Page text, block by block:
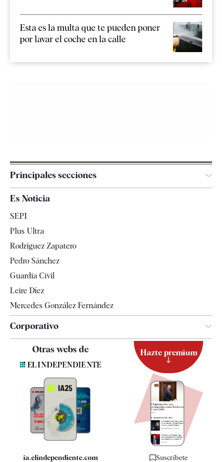
Esta es la multa que te pueden poner
por lavar el coche en la calle
Principales secciones
España
Televisión
Es Noticia
SEPI
Plus Ultra
Rodríguez Zapatero
Pedro Sánchez
Guardia Civil
Leire Díez
Mercedes González Fernández
Corporativo
Contacto
Quiénes somos
Especificaciones
Otras webs de
ia.elindependiente.com
Hazte premium
Suscríbete